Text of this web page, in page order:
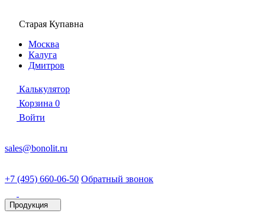
Старая Купавна
Москва
Калуга
Дмитров
Калькулятор
Корзина 0
Войти
sales@bonolit.ru
+7 (495) 660-06-50 Обратный звонок
Продукция